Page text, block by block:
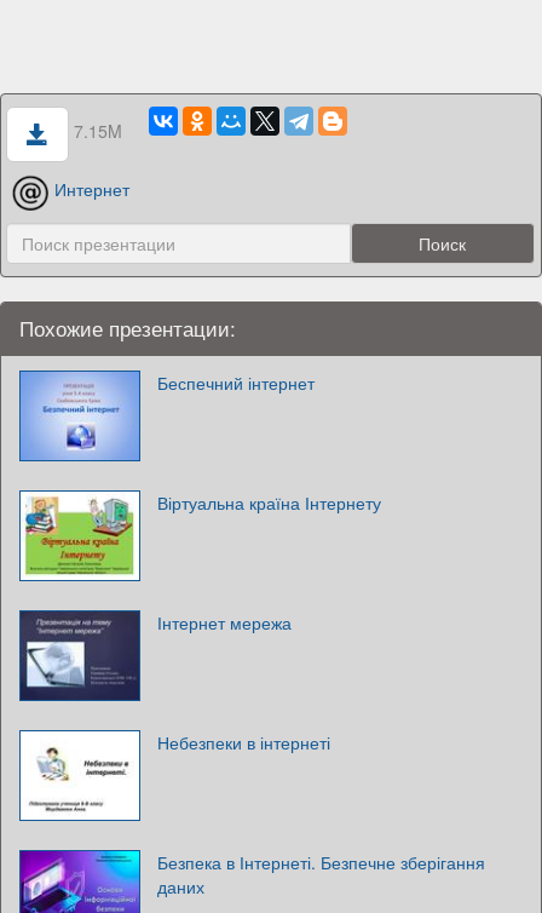
7.15M
Интернет
Похожие презентации:
Беспечний інтернет
Віртуальна країна Інтернету
Інтернет мережа
Небезпеки в інтернеті
Безпека в Інтернеті. Безпечне зберігання
даних